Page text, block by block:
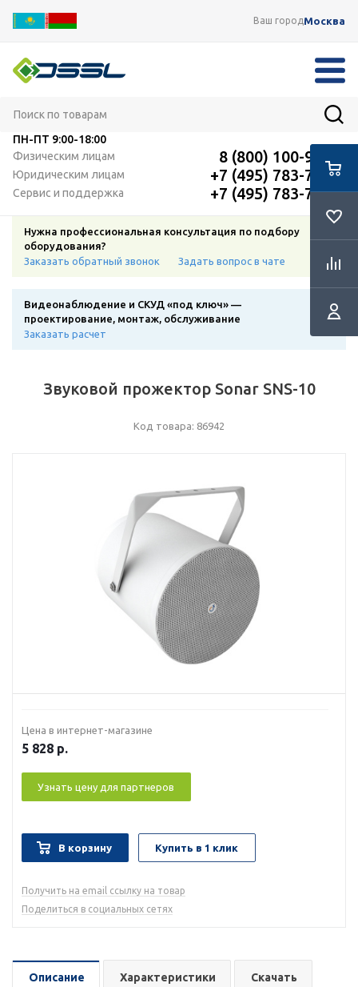
Ваш городМосква
ПН-ПТ 9:00-18:00
Физическим лицам
8 (800) 100-91-12
Юридическим лицам +7 (495) 783-72-87
Сервис и поддержка +7 (495) 783-72-87
Нужна профессиональная консультация по подбору
оборудования?
Заказать обратный звонок
Задать вопрос в чате
Видеонаблюдение и СКУД «под ключ» —
проектирование, монтаж, обслуживание
Заказать расчет
Звуковой прожектор Sonar SNS-10
Код товара: 86942
Цена в интернет-магазине
5 828 р.
Узнать цену для партнеров
В корзину Купить в 1 клик
Получить на email ссылку на товар
Поделиться в социальных сетях
Описание Характеристики Скачать